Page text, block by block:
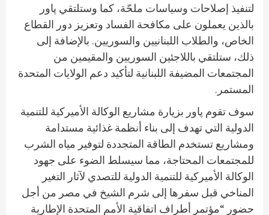
لتنفيذ إصلاحات وسياسات ملحّة، كما وستلتقي پاور
بالذين يعملون على مكافحة الفساد وتعزيز دور القطاع
الخاص، والطلاب اللبنانيين والسوريين. بالإضافة إلى
ذلك، ستلتقي باللاجئين السوريين والمقيمين من
المجتمعات المضيفة اللبنانية لتأكيد دعم الولايات المتحدة
المستمر.
سوف تقوم پاور بزيارة مشاريع الوكالة الأميركية للتنمية
الدولية التي تهدف إلى بناء أنظمة غذائية مستدامة
ومشاريع تستخدم الطاقة المتجددة لتوفير مياه الشرب
للمجتمعات المحتاجة، مما سيسلط الضوء على جهود
الوكالة الأميركية للتنمية الدولية للتصدي لآثار التغير
المناخي قبل سفرها إلى شرم الشيخ في مصر من أجل
حضور “مؤتمر أطراف اتفاقية الأمم المتحدة الإطارية